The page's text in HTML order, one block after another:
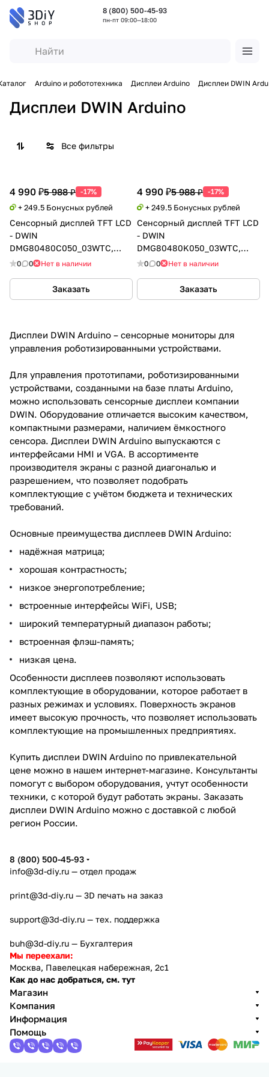
8 (800) 500-45-93
пн-пт 09:00—18:00
Arduino и робототехника Дисплеи Arduino Дисплеи DWIN
Дисплеи DWIN Arduino
Все фильтры
4 990 ₽5 988 ₽ -17%
+ 249.5 Бонусных рублей
Сенсорный дисплей TFT LCD
- DWIN
DMG80480C050_03WTC,
HMI, 800x480 / 5"
0 0 Нет в наличии
Заказать
4 990 ₽5 988 ₽ -17%
+ 249.5 Бонусных рублей
Сенсорный дисплей TFT LCD
- DWIN
DMG80480K050_03WTC,
VGA, 800x480 / 5"
0 0 Нет в наличии
Заказать
Дисплеи DWIN Arduino – сенсорные мониторы для
управления роботизированными устройствами.
Для управления прототипами, роботизированными
устройствами, созданными на базе платы Arduino,
можно использовать сенсорные дисплеи компании
DWIN. Оборудование отличается высоким качеством,
компактными размерами, наличием ёмкостного
сенсора. Дисплеи DWIN Arduino выпускаются с
интерфейсами HMI и VGA. В ассортименте
производителя экраны с разной диагональю и
разрешением, что позволяет подобрать
комплектующие с учётом бюджета и технических
требований.
Основные преимущества дисплеев DWIN Arduino:
надёжная матрица;
хорошая контрастность;
низкое энергопотребление;
встроенные интерфейсы WiFi, USB;
широкий температурный диапазон работы;
встроенная флэш-память;
низкая цена.
Особенности дисплеев позволяют использовать
комплектующие в оборудовании, которое работает в
разных режимах и условиях. Поверхность экранов
имеет высокую прочность, что позволяет использовать
комплектующие на промышленных предприятиях.
Купить дисплеи DWIN Arduino по привлекательной
цене можно в нашем интернет-магазине. Консультанты
помогут с выбором оборудования, учтут особенности
техники, с которой будут работать экраны. Заказать
дисплеи DWIN Arduino можно с доставкой с любой
регион России.
8 (800) 500-45-93
info@3d-diy.ru — отдел продаж
print@3d-diy.ru — 3D печать на заказ
support@3d-diy.ru — тех. поддержка
buh@3d-diy.ru — Бухгалтерия
Мы переехали:
Москва, Павелецкая набережная, 2с1
Как до нас добраться, см. тут
Магазин
Компания
Информация
Помощь